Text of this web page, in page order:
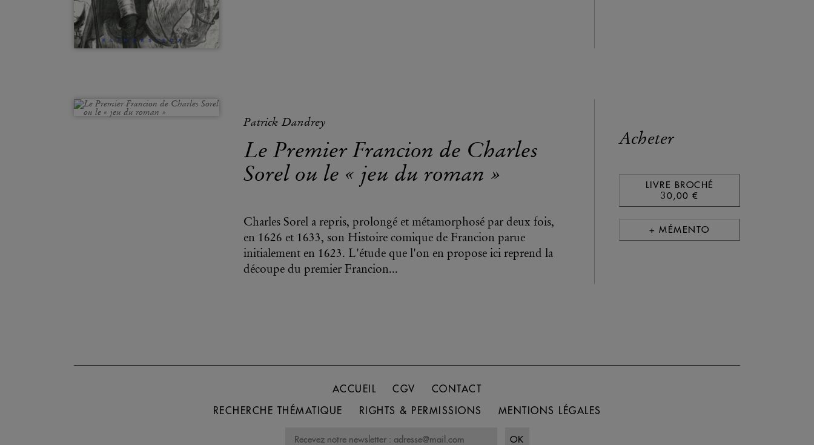
Patrick Dandrey
Le Premier Francion de Charles
Sorel ou le « jeu du roman »
Charles Sorel a repris, prolongé et métamorphosé par deux fois,
en 1626 et 1633, son Histoire comique de Francion parue
initialement en 1623. L'étude que l'on en propose ici reprend la
découpe du premier Francion...
Acheter
LIVRE BROCHÉ
30,00 €
+ MÉMENTO
ACCUEIL CGV
CONTACT
RECHERCHE THÉMATIQUE
RIGHTS & PERMISSIONS MENTIONS LÉGALES
OK